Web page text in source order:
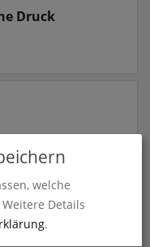
Druck
welche
Weitere Details
.